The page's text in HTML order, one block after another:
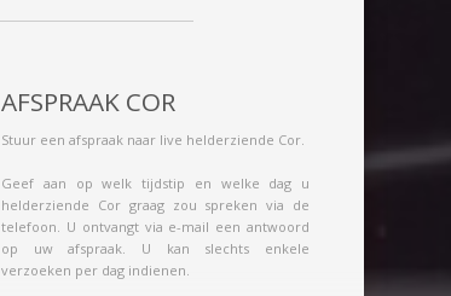
AFSPRAAK COR
Stuur een afspraak naar live helderziende Cor.
Geef aan op welk tijdstip en welke dag u
helderziende Cor graag zou spreken via de
telefoon. U ontvangt via e-mail een antwoord
op uw afspraak. U kan slechts enkele
verzoeken per dag indienen.